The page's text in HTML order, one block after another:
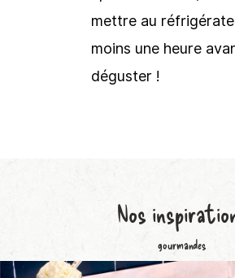
mettre au
moins une heure
déguster !
Nos
gourmandes